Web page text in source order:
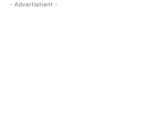
- Advertisment -